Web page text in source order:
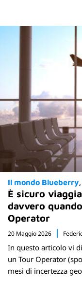
Il mondo Blueberry
È sicuro
davvero
Operator
20 Maggio 2026
In questo articolo vi
un Tour Operator
mesi di incertezza